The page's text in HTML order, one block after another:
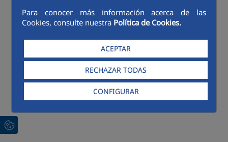
Para conocer más información acerca de las
Cookies, consulte nuestra Política de Cookies.
ACEPTAR
RECHAZAR TODAS
CONFIGURAR